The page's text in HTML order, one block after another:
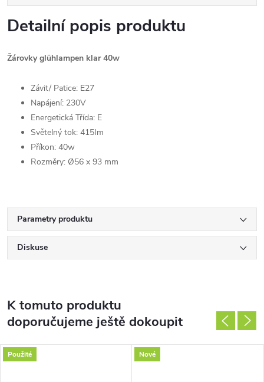
Detailní popis produktu
Žárovky glühlampen klar 40w
Závit/ Patice: E27
Napájení: 230V
Energetická Třída: E
Světelný tok: 415Im
Příkon: 40w
Rozměry: Ø56 x 93 mm
Parametry produktu
Diskuse
K tomuto produktu
doporučujeme ještě dokoupit
Použité Nové